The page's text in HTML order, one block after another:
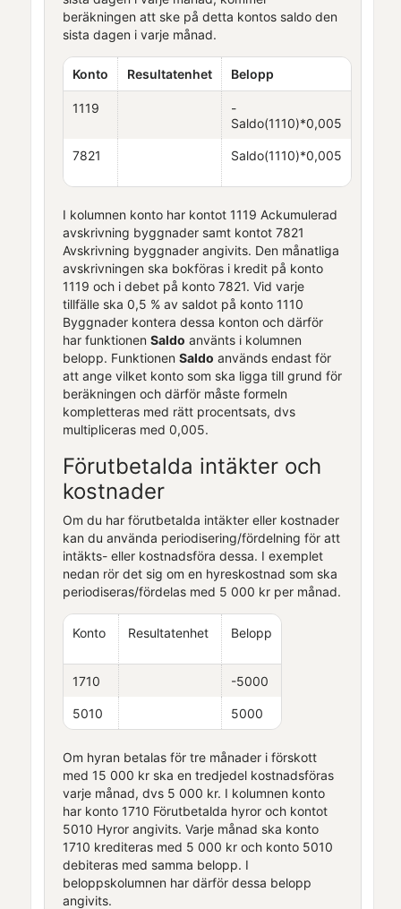
beräkningen att ske på detta kontos saldo den
sista dagen i varje månad.
Konto Resultatenhet Belopp
1119
-
Saldo(1110)*0,005
7821 Saldo(1110)*0,005
I kolumnen konto har kontot 1119 Ackumulerad
avskrivning byggnader samt kontot 7821
Avskrivning byggnader angivits. Den månatliga
avskrivningen ska bokföras i kredit på konto
1119 och i debet på konto 7821. Vid varje
tillfälle ska 0,5 % av saldot på konto 1110
Byggnader kontera dessa konton och därför
har funktionen Saldo använts i kolumnen
belopp. Funktionen Saldo används endast för
att ange vilket konto som ska ligga till grund för
beräkningen och därför måste formeln
kompletteras med rätt procentsats, dvs
multipliceras med 0,005.
Förutbetalda intäkter och
kostnader
Om du har förutbetalda intäkter eller kostnader
kan du använda periodisering/fördelning för att
intäkts- eller kostnadsföra dessa. I exemplet
nedan rör det sig om en hyreskostnad som ska
periodiseras/fördelas med 5 000 kr per månad.
Konto Resultatenhet Belopp
1710 -5000
5010 5000
Om hyran betalas för tre månader i förskott
med 15 000 kr ska en tredjedel kostnadsföras
varje månad, dvs 5 000 kr. I kolumnen konto
har konto 1710 Förutbetalda hyror och kontot
5010 Hyror angivits. Varje månad ska konto
1710 krediteras med 5 000 kr och konto 5010
debiteras med samma belopp. I
beloppskolumnen har därför dessa belopp
angivits.